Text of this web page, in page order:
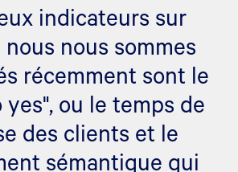
indicateurs sur
nous sommes
récemment sont le
yes", ou le temps de
des clients et le
sémantique qui